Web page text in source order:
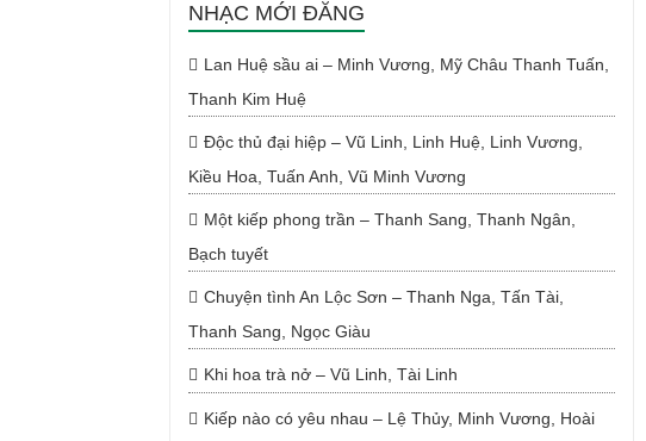
NHẠC MỚI ĐĂNG
Lan Huệ sầu ai – Minh Vương, Mỹ Châu Thanh Tuấn,
Thanh Kim Huệ
Độc thủ đại hiệp – Vũ Linh, Linh Huệ, Linh Vương,
Kiều Hoa, Tuấn Anh, Vũ Minh Vương
Một kiếp phong trần – Thanh Sang, Thanh Ngân,
Bạch tuyết
Chuyện tình An Lộc Sơn – Thanh Nga, Tấn Tài,
Thanh Sang, Ngọc Giàu
Khi hoa trà nở – Vũ Linh, Tài Linh
Kiếp nào có yêu nhau – Lệ Thủy, Minh Vương, Hoài